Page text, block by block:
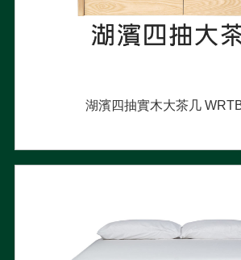
湖濱四抽實木大茶几